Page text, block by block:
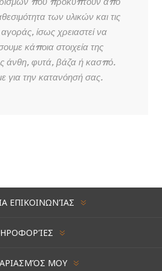
των υλικών και τις
ίσως χρειαστεί να
κάποια στοιχεία της
άνθη, φυτά, βάζα ή κασπό.
για την κατανόησή σας.
ΕΠΙΚΟΙΝΩΝΊΑΣ
ΜΟΥ